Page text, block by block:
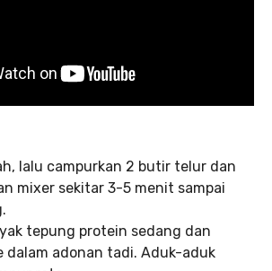
lalu campurkan 2 butir telur dan
mixer sekitar 3-5 menit sampai
tepung protein sedang dan
dalam adonan tadi. Aduk-aduk